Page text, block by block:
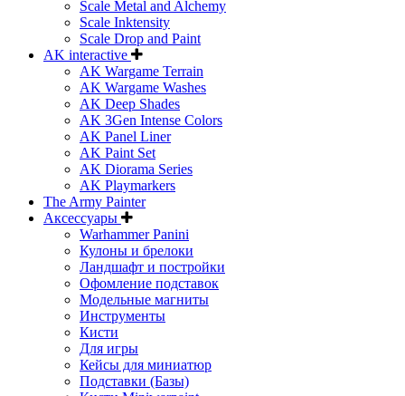
Scale Metal and Alchemy
Scale Inktensity
Scale Drop and Paint
AK interactive
AK Wargame Terrain
AK Wargame Washes
AK Deep Shades
AK 3Gen Intense Colors
AK Panel Liner
AK Paint Set
AK Diorama Series
AK Playmarkers
The Army Painter
Аксессуары
Warhammer Panini
Кулоны и брелоки
Ландшафт и постройки
Офомление подставок
Модельные магниты
Инструменты
Кисти
Для игры
Кейсы для миниатюр
Подставки (Базы)